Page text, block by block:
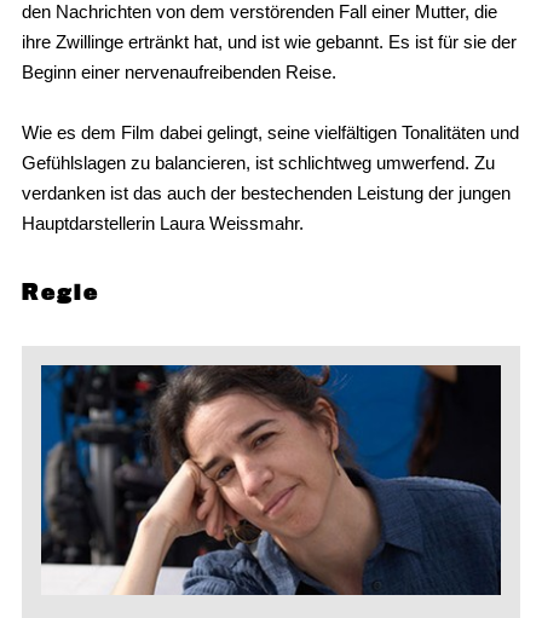
den Nachrichten von dem verstörenden Fall einer Mutter, die
ihre Zwillinge ertränkt hat, und ist wie gebannt. Es ist für sie der
Beginn einer nervenaufreibenden Reise.
Wie es dem Film dabei gelingt, seine vielfältigen Tonalitäten und
Gefühlslagen zu balancieren, ist schlichtweg umwerfend. Zu
verdanken ist das auch der bestechenden Leistung der jungen
Hauptdarstellerin Laura Weissmahr.
Regie